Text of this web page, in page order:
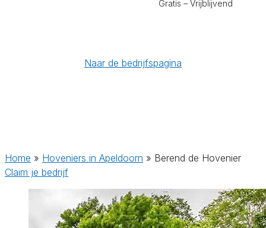
Gratis – Vrijblijvend
Naar de bedrijfspagina
Home » Hoveniers in Apeldoorn » Berend de Hovenier
Claim je bedrijf